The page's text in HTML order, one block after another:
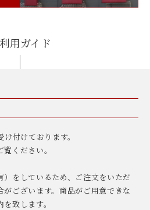
用ガイド
付けております。
ください。
をしているため、ご注文をいただ
ございます。商品がご用意できな
致します。